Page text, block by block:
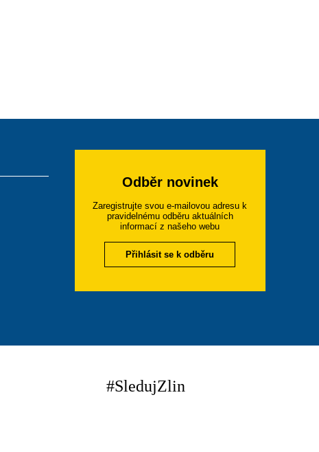
Odběr novinek
Zaregistrujte svou e-mailovou adresu k
pravidelnému odběru aktuálních
informací z našeho webu
Přihlásit se k odběru
#SledujZlin